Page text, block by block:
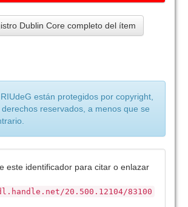
Dublin Core completo del ítem
están protegidos por copyright,
reservados, a menos que se
este identificador para citar o enlazar
20.500.12104/83100